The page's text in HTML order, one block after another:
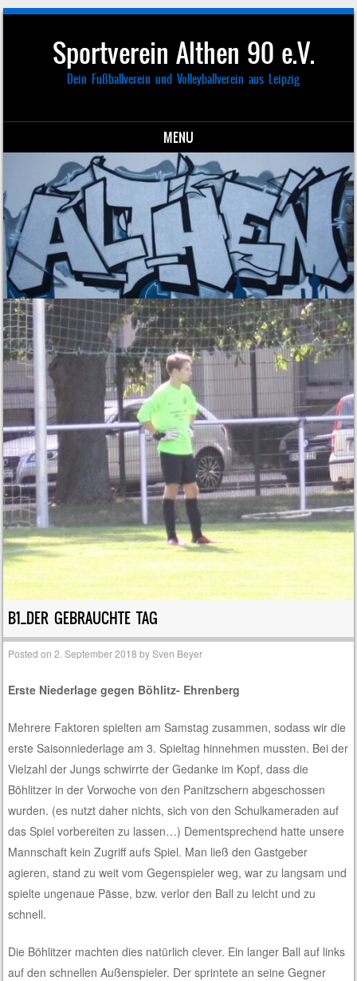
Sportverein Althen 90 e.V.
Dein Fußballverein und Volleyballverein aus Leipzig
MENU
Skip to content
B1_DER GEBRAUCHTE TAG
Posted on2. September 2018 bySven Beyer
Erste Niederlage gegen Böhlitz- Ehrenberg
Mehrere Faktoren spielten am Samstag zusammen, sodass wir die
erste Saisonniederlage am 3. Spieltag hinnehmen mussten. Bei der
Vielzahl der Jungs schwirrte der Gedanke im Kopf, dass die
Böhlitzer in der Vorwoche von den Panitzschern abgeschossen
wurden. (es nutzt daher nichts, sich von den Schulkameraden auf
das Spiel vorbereiten zu lassen…) Dementsprechend hatte unsere
Mannschaft kein Zugriff aufs Spiel. Man ließ den Gastgeber
agieren, stand zu weit vom Gegenspieler weg, war zu langsam und
spielte ungenaue Pässe, bzw. verlor den Ball zu leicht und zu
schnell.
Die Böhlitzer machten dies natürlich clever. Ein langer Ball auf links
auf den schnellen Außenspieler. Der sprintete an seine Gegner